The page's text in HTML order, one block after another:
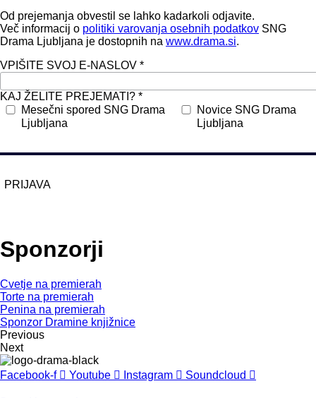
Od prejemanja obvestil se lahko kadarkoli odjavite.
Več informacij o politiki varovanja osebnih podatkov SNG
Drama Ljubljana je dostopnih na www.drama.si.
VPIŠITE SVOJ E-NASLOV *
KAJ ŽELITE PREJEMATI? *
Mesečni spored SNG Drama
Ljubljana
Novice SNG Drama
Ljubljana
PRIJAVA
Sponzorji
Cvetje na premierah
Torte na premierah
Penina na premierah
Sponzor Dramine knjižnice
Previous
Next
Facebook-f Youtube Instagram Soundcloud